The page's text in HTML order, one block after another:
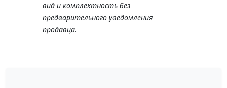
вид и комплектность без
предварительного уведомления
продавца.